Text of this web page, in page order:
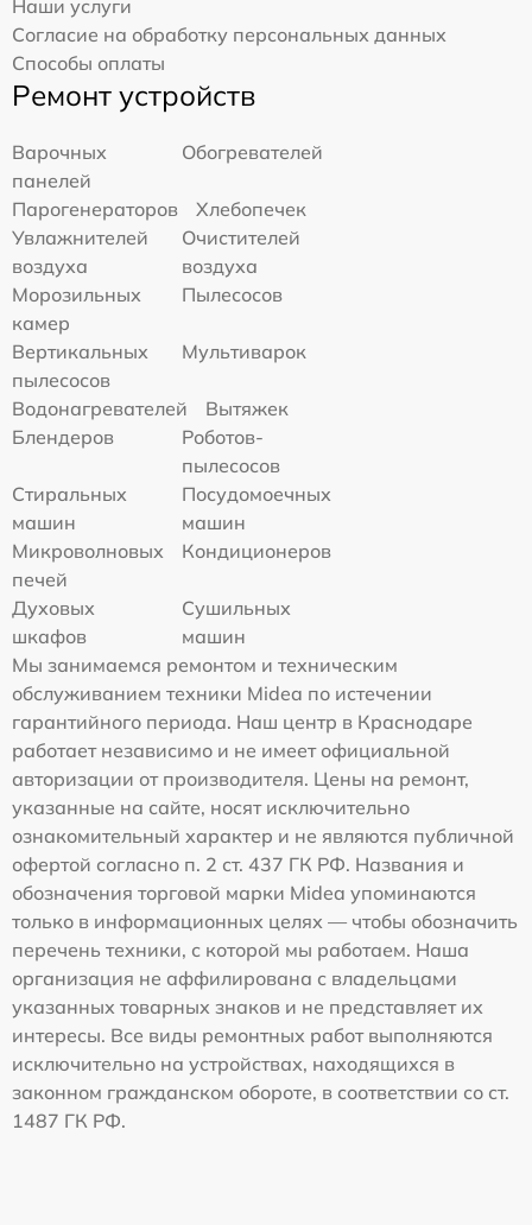
Наши услуги
Согласие на обработку персональных данных
Способы оплаты
Ремонт устройств
Варочных
панелей
Обогревателей
Парогенераторов
Хлебопечек
Увлажнителей
воздуха
Очистителей
воздуха
Морозильных
камер
Пылесосов
Вертикальных
пылесосов
Мультиварок
Водонагревателей
Вытяжек
Блендеров
Роботов-
пылесосов
Стиральных
машин
Посудомоечных
машин
Микроволновых
печей
Кондиционеров
Духовых
шкафов
Сушильных
машин
Мы занимаемся ремонтом и техническим
обслуживанием техники Midea по истечении
гарантийного периода. Наш центр в Краснодаре
работает независимо и не имеет официальной
авторизации от производителя. Цены на ремонт,
указанные на сайте, носят исключительно
ознакомительный характер и не являются публичной
офертой согласно п. 2 ст. 437 ГК РФ. Названия и
обозначения торговой марки Midea упоминаются
только в информационных целях — чтобы обозначить
перечень техники, с которой мы работаем. Наша
организация не аффилирована с владельцами
указанных товарных знаков и не представляет их
интересы. Все виды ремонтных работ выполняются
исключительно на устройствах, находящихся в
законном гражданском обороте, в соответствии со ст.
1487 ГК РФ.